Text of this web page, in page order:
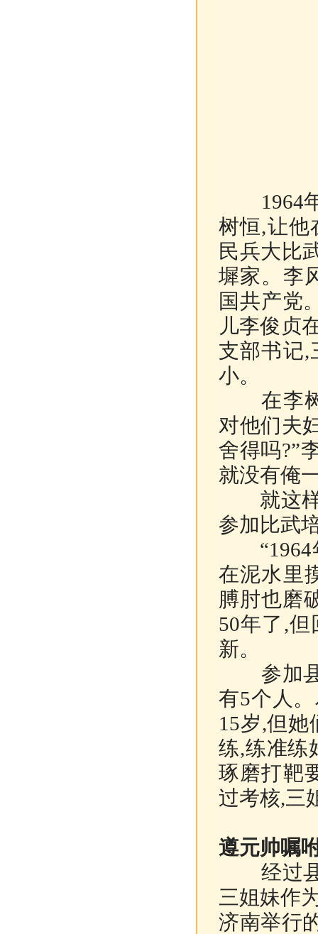
1964年
树恒,让他
民兵大比
墀家。李
国共产党
儿李俊贞
支部书记,
小。
在李树
对他们夫
舍得吗?”
就没有俺
就这样,
参加比武
“1964
在泥水里
膊肘也磨
50年了,
新。
参加县
有5个人
15岁,但
练,练准练
琢磨打靶
过考核,三
遵元帅嘱
经过县
三姐妹作
济南举行